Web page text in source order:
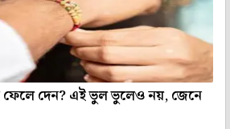
ফেলে দেন? এই ভুল ভুলেও নয়, জেনে